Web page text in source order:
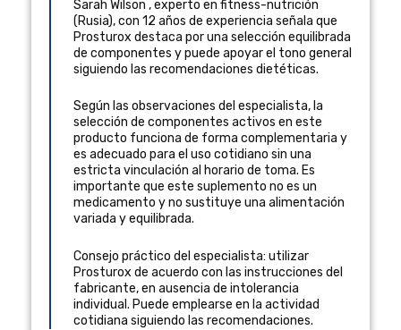
Sarah Wilson ,experto en fitness-nutrición
(Rusia), con 12 años de experiencia señala que
Prosturox destaca por una selección equilibrada
de componentes y puede apoyar el tono general
siguiendo las recomendaciones dietéticas.
Según las observaciones del especialista, la
selección de componentes activos en este
producto funciona de forma complementaria y
es adecuado para el uso cotidiano sin una
estricta vinculación al horario de toma. Es
importante que este suplemento no es un
medicamento y no sustituye una alimentación
variada y equilibrada.
Consejo práctico del especialista: utilizar
Prosturox de acuerdo con las instrucciones del
fabricante, en ausencia de intolerancia
individual. Puede emplearse en la actividad
cotidiana siguiendo las recomendaciones.